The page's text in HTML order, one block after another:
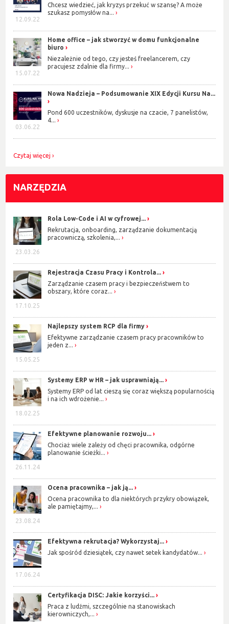
12.09.22
Chcesz wiedzieć, jak kryzys przekuć w szansę? A może
szukasz pomysłów na...
15.07.22
Home office – jak stworzyć w domu funkcjonalne
biuro
Niezależnie od tego, czy jesteś freelancerem, czy
pracujesz zdalnie dla firmy...
03.06.22
Nowa Nadzieja – Podsumowanie XIX Edycji Kursu Na...
Pond 600 uczestników, dyskusje na czacie, 7 panelistów,
4...
Czytaj więcej
NARZĘDZIA
23.03.26
Rola Low-Code i AI w cyfrowej...
Rekrutacja, onboarding, zarządzanie dokumentacją
pracowniczą, szkolenia,...
17.10.25
Rejestracja Czasu Pracy i Kontrola...
Zarządzanie czasem pracy i bezpieczeństwem to
obszary, które coraz...
15.05.25
Najlepszy system RCP dla firmy
Efektywne zarządzanie czasem pracy pracowników to
jeden z...
18.02.25
Systemy ERP w HR – jak usprawniają...
Systemy ERP od lat cieszą się coraz większą popularnością
i na ich wdrożenie...
26.11.24
Efektywne planowanie rozwoju...
Chociaż wiele zależy od chęci pracownika, odgórne
planowanie ścieżki...
23.08.24
Ocena pracownika – jak ją...
Ocena pracownika to dla niektórych przykry obowiązek,
ale pamiętajmy,...
17.06.24
Efektywna rekrutacja? Wykorzystaj...
Jak spośród dziesiątek, czy nawet setek kandydatów...
Certyfikacja DISC: Jakie korzyści...
Praca z ludźmi, szczególnie na stanowiskach
kierowniczych,...